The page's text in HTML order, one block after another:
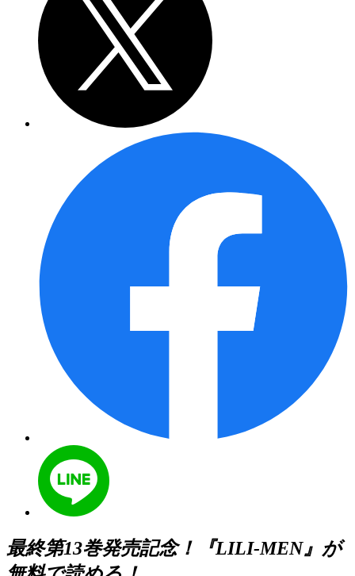
最終第13巻発売記念！『LILI-MEN』が